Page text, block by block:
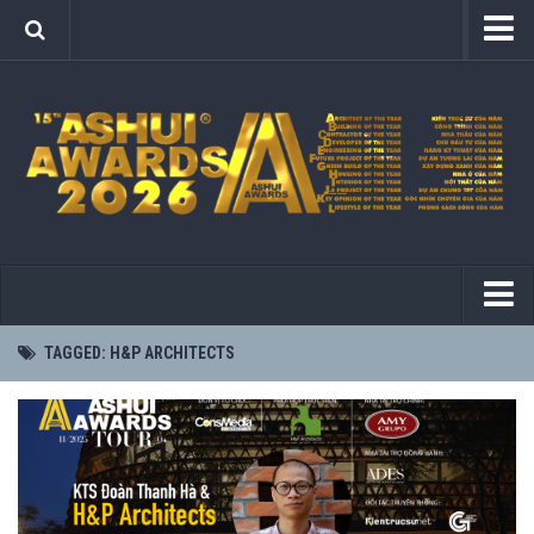
Quy chế
Hội đồng tuyển chọn
Lễ trao giải (2025)
Kết quả
2024
2023
2022
2021
2012
2014
2016
TAGGED: H&P ARCHITECTS